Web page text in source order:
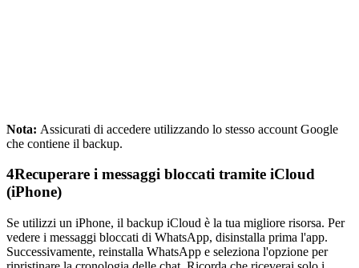
Nota: Assicurati di accedere utilizzando lo stesso account Google
che contiene il backup.
4Recuperare i messaggi bloccati tramite iCloud
(iPhone)
Se utilizzi un iPhone, il backup iCloud è la tua migliore risorsa. Per
vedere i messaggi bloccati di WhatsApp, disinstalla prima l'app.
Successivamente, reinstalla WhatsApp e seleziona l'opzione per